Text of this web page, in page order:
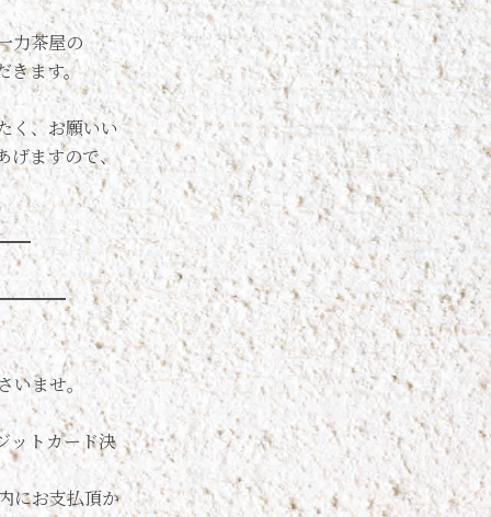
力茶屋の
きます。
く、お願いい
げますので、
いませ。
ットカード決
にお支払頂か